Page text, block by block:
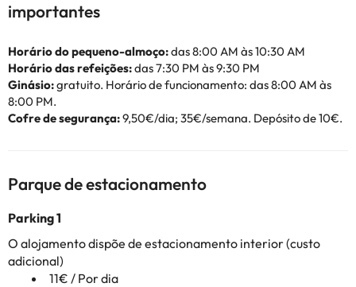
importantes
Horário do pequeno-almoço:das 8:00 AM às 10:30 AM
Horário das refeições:das 7:30 PM às 9:30 PM
Ginásio:gratuito. Horário de funcionamento: das 8:00 AM às
8:00 PM.
Cofre de segurança:9,50€/dia; 35€/semana. Depósito de 10€.
Parque de estacionamento
Parking 1
O alojamento dispõe de estacionamento interior (custo
adicional)
11€ / Por dia